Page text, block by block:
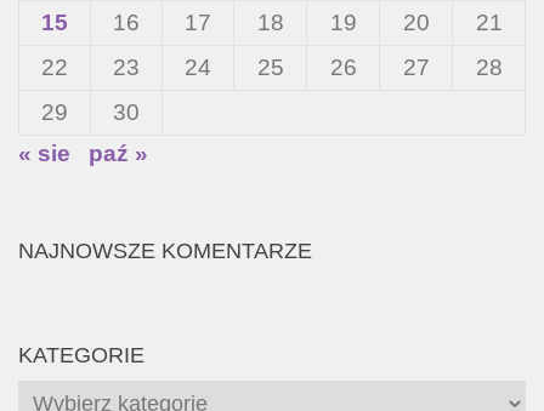
15
16 17 18 19 20
21
22
23 24 25 26 27
28
29
30
« sie
paź »
NAJNOWSZE KOMENTARZE
KATEGORIE
Kategorie